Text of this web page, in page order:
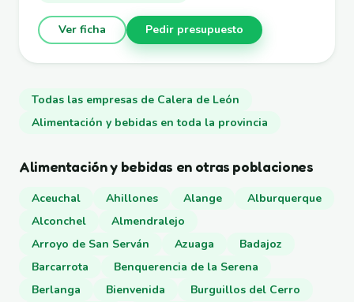
Ver ficha Pedir presupuesto
Todas las empresas de Calera de León
Alimentación y bebidas en toda la provincia
Alimentación y bebidas en otras poblaciones
Aceuchal Ahillones Alange
Alburquerque
Alconchel
Almendralejo
Arroyo de San Serván
Azuaga
Badajoz
Barcarrota
Benquerencia de la Serena
Berlanga
Bienvenida
Burguillos del Cerro